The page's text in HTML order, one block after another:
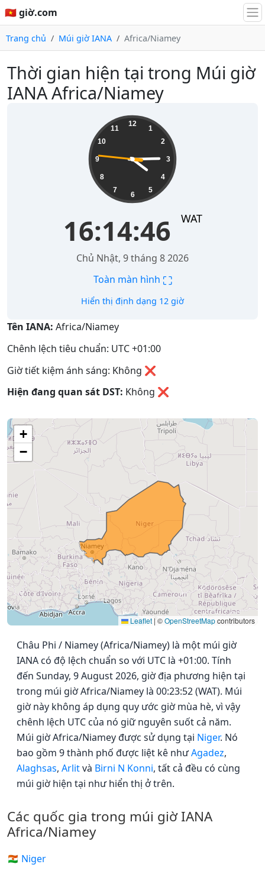
🇻🇳 giờ.com
Trang chủ Múi giờ IANA Africa/Niamey
Thời gian hiện tại trong Múi giờ
IANA Africa/Niamey
12
1
2
3
4
5
6
7
8
9
10
11
16:14:46 WAT
Chủ Nhật, 9 tháng 8 2026
Toàn màn hình ⛶
Hiển thị định dạng 12 giờ
Tên IANA: Africa/Niamey
Chênh lệch tiêu chuẩn: UTC +01:00
Giờ tiết kiệm ánh sáng: Không ❌
Hiện đang quan sát DST: Không ❌
+
−
Leaflet | ©OpenStreetMapcontributors
Châu Phi / Niamey (Africa/Niamey) là một múi giờ
IANA có độ lệch chuẩn so với UTC là +01:00. Tính
đến Sunday, 9 August 2026, giờ địa phương hiện tại
trong múi giờ Africa/Niamey là 00:23:52 (WAT). Múi
giờ này không áp dụng quy ước giờ mùa hè, vì vậy
chênh lệch UTC của nó giữ nguyên suốt cả năm.
Múi giờ Africa/Niamey được sử dụng tại Niger. Nó
bao gồm 9 thành phố được liệt kê nhưAgadez,
Alaghsas, Arlitvà Birni N Konni, tất cả đều có cùng
múi giờ hiện tại như hiển thị ở trên.
Các quốc gia trong múi giờ IANA
Africa/Niamey
🇳🇪 Niger